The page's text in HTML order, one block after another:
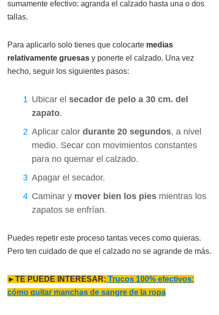
sumamente efectivo: agranda el calzado hasta una o dos
tallas.
Para aplicarlo solo tienes que colocarte medias
relativamente gruesas y ponerte el calzado. Una vez
hecho, seguir los siguientes pasos:
Ubicar el secador de pelo a 30 cm. del
zapato.
Aplicar calor durante 20 segundos, a nivel
medio. Secar con movimientos constantes
para no quemar el calzado.
Apagar el secador.
Caminar y mover bien los pies mientras los
zapatos se enfrían.
Puedes repetir este proceso tantas veces como quieras.
Pero ten cuidado de que el calzado no se agrande de más.
►TE PUEDE INTERESAR: Trucos 100% efectivos:
cómo quitar manchas de sangre de la ropa